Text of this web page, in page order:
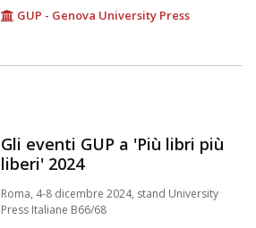
GUP - Genova University Press
Gli eventi GUP a 'Più libri più
liberi' 2024
Roma, 4-8 dicembre 2024, stand University
Press Italiane B66/68